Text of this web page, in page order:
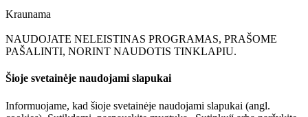
Kraunama
NAUDOJATE NELEISTINAS PROGRAMAS, PRAŠOME
PAŠALINTI, NORINT NAUDOTIS TINKLAPIU.
Šioje svetainėje naudojami slapukai
Informuojame, kad šioje svetainėje naudojami slapukai (angl.